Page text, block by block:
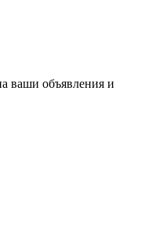
ваши объявления и